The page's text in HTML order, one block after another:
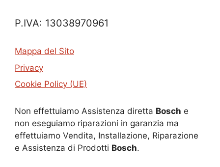
P.IVA: 13038970961
Mappa del Sito
Privacy
Cookie Policy (UE)
Non effettuiamo Assistenza diretta Bosch e
non eseguiamo riparazioni in garanzia ma
effettuiamo Vendita, Installazione, Riparazione
e Assistenza di Prodotti Bosch.